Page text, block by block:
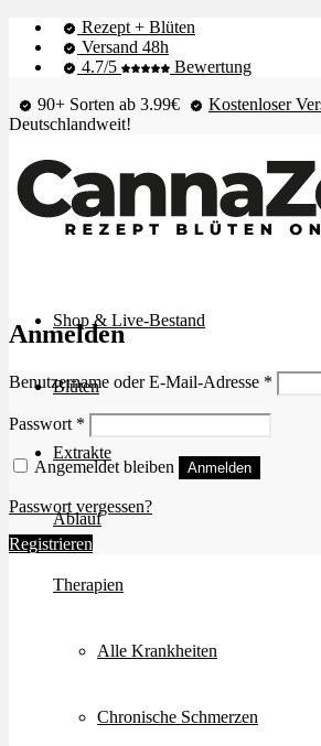
Rezept + Blüten
Versand 48h
4.7/5
Bewertung
90+ Sorten ab 3.99€
Kostenloser
Deutschlandweit!
Shop & Live-Bestand
Blüten
Extrakte
Ablauf
Therapien
Alle Krankheiten
Chronische Schmerzen
Anmelden
Benutzername oder E-Mail-Adresse *
Passwort * Erforderlich
Angemeldet bleiben Anmelden
Passwort vergessen?
Registrieren